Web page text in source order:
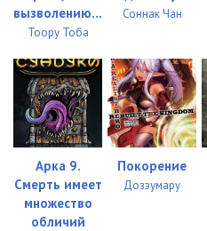
вызволению...
Тоору Тоба
Соннак Чан
Арка 9.
Смерть имеет
множество
обличий
Покорение
Дозэумару